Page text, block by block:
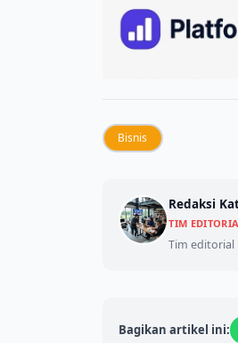
Bisnis
Redaksi
TIM
Tim editorial
Bagikan artikel ini: